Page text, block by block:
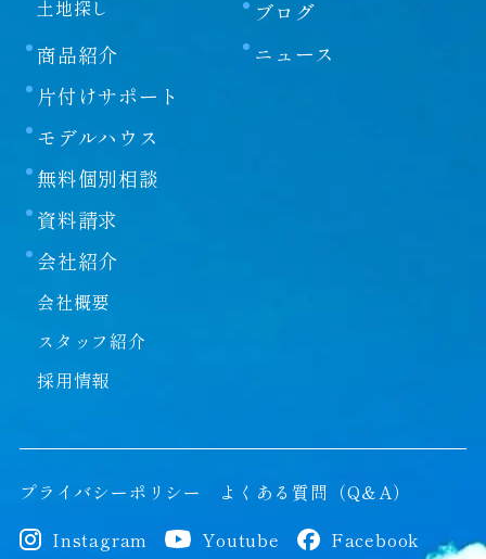
土地探し
商品紹介
片付けサポート
ブログ
ニュース
モデルハウス
無料個別相談
資料請求
会社紹介
会社概要
スタッフ紹介
採用情報
プライバシーポリシー
よくある質問（Q＆A）
Instagram
Youtube Facebook